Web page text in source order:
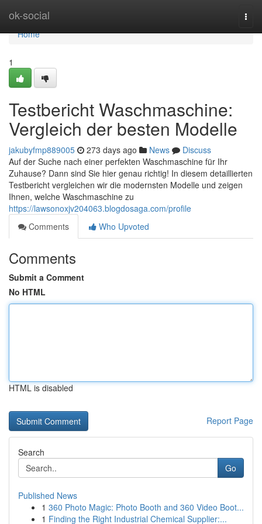
ok-social
Home
Home
1
Testbericht Waschmaschine:
Vergleich der besten Modelle
jakubyfmp889005 273 days ago News
Discuss
Auf der Suche nach einer perfekten Waschmaschine für Ihr
Zuhause? Dann sind Sie hier genau richtig! In diesem detaillierten
Testbericht vergleichen wir die modernsten Modelle und zeigen
Ihnen, welche Waschmaschine zu
https://lawsonoxjv204063.blogdosaga.com/profile
Comments
Who Upvoted
Comments
Submit a Comment
No HTML
HTML is disabled
Report Page
Search
Go
Published News
1 360 Photo Magic: Photo Booth and 360 Video Boot...
1 Finding the Right Industrial Chemical Supplier:...